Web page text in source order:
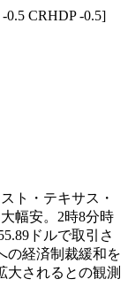
CRHDP -0.5]
ト・テキサス・
幅安。2時8分時
ドルで取引さ
の経済制裁緩和を
大されるとの観測